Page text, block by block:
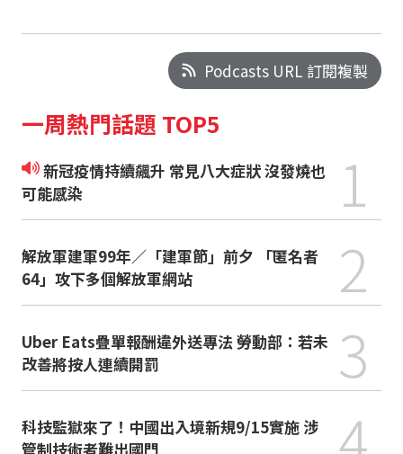
Podcasts URL 訂閱複製
一周熱門話題 TOP5
新冠疫情持續飆升 常見八大症狀 沒發燒也
可能感染
1
解放軍建軍99年／「建軍節」前夕 「匿名者
64」攻下多個解放軍網站
2
Uber Eats疊單報酬違外送專法 勞動部：若未
改善將按人連續開罰
3
科技監獄來了！中國出入境新規9/15實施 涉
管制技術者難出國門
4